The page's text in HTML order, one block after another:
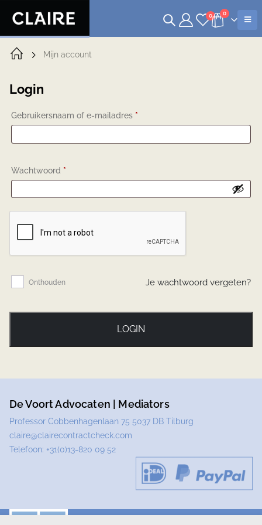
0 0
Mijn account
Login
Gebruikersnaam of e-mailadres *
Wachtwoord *
Onthouden Je wachtwoord vergeten?
LOGIN
De Voort Advocaten | Mediators
Professor Cobbenhagenlaan 75 5037 DB Tilburg
claire@clairecontractcheck.com
Telefoon: +31(0)13-820 09 52